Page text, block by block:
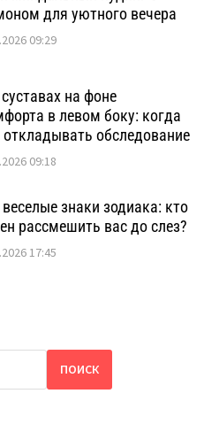
для уютного вечера
09:29
на фоне
в левом боку: когда
откладывать обследование
09:18
знаки зодиака: кто
рассмешить вас до слез?
17:45
ПОИСК